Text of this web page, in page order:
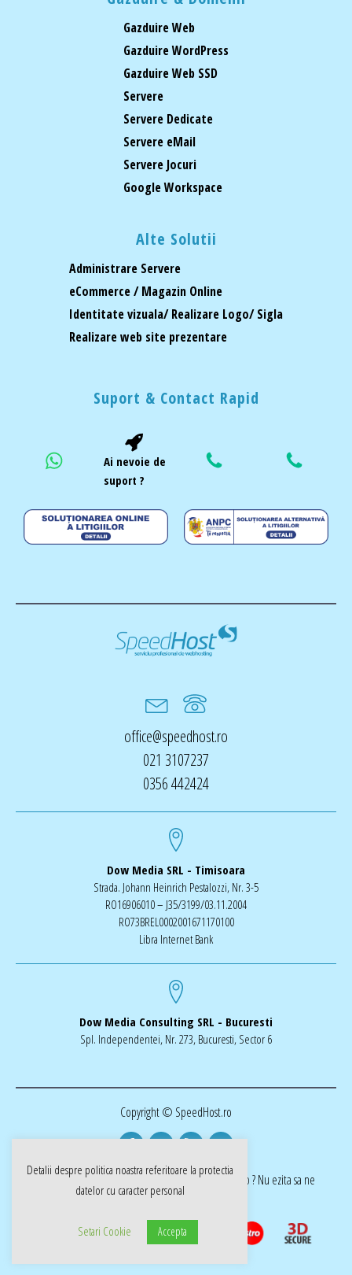
Gazduire Web
Gazduire WordPress
Gazduire Web SSD
Servere
Servere Dedicate
Servere eMail
Servere Jocuri
Google Workspace
Alte Solutii
Administrare Servere
eCommerce / Magazin Online
Identitate vizuala/ Realizare Logo/ Sigla
Realizare web site prezentare
Suport & Contact Rapid
Ai nevoie de
suport ?
office@speedhost.ro
021 3107237
0356 442424
Dow Media SRL - Timisoara
Strada. Johann Heinrich Pestalozzi, Nr. 3-5
RO16906010 – J35/3199/03.11.2004
RO73BREL0002001671170100
Libra Internet Bank
Dow Media Consulting SRL - Bucuresti
Spl. Independentei, Nr. 273, Bucuresti, Sector 6
Copyright © SpeedHost.ro
realizat de Dow Media | ai nevoie de o pagina web ? Nu ezita sa ne
cotactati dow-media.ro
Detalii despre politica noastra referitoare la protectia
datelor cu caracter personal
Setari Cookie Accepta